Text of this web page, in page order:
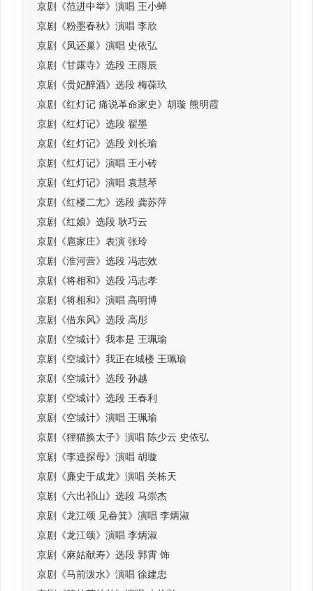
京剧《范进中举》演唱 王小蝉
京剧《粉墨春秋》演唱 李欣
京剧《凤还巢》演唱 史依弘
京剧《甘露寺》选段 王雨辰
京剧《贵妃醉酒》选段 梅葆玖
京剧《红灯记 痛说革命家史》胡璇 熊明霞
京剧《红灯记》选段 翟墨
京剧《红灯记》选段 刘长瑜
京剧《红灯记》演唱 王小砖
京剧《红灯记》演唱 袁慧琴
京剧《红楼二尢》选段 龚苏萍
京剧《红娘》选段 耿巧云
京剧《扈家庄》表演 张玲
京剧《淮河营》选段 冯志效
京剧《将相和》选段 冯志孝
京剧《将相和》演唱 高明博
京剧《借东风》选段 高彤
京剧《空城计》我本是 王珮瑜
京剧《空城计》我正在城楼 王珮瑜
京剧《空城计》选段 孙越
京剧《空城计》选段 王春利
京剧《空城计》演唱 王珮瑜
京剧《狸猫换太子》演唱 陈少云 史依弘
京剧《李逵探母》演唱 胡璇
京剧《廉史于成龙》演唱 关栋天
京剧《六出祁山》选段 马崇杰
京剧《龙江颂 见畚箕》演唱 李炳淑
京剧《龙江颂》演唱 李炳淑
京剧《麻姑献寿》选段 郭霄 饰
京剧《马前泼水》演唱 徐建忠